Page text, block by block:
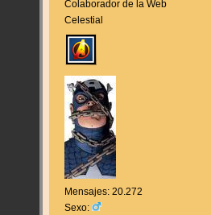
Colaborador de la Web
Celestial
Mensajes: 20.272
Sexo: